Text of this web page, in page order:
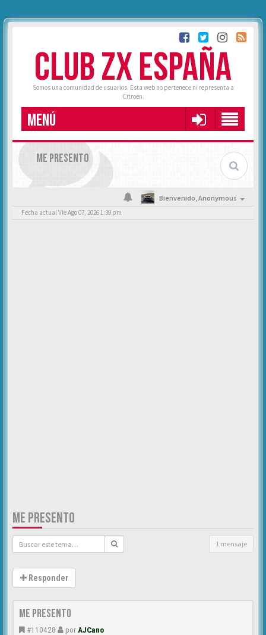
CLUB ZX ESPAÑA
Somos una comunidad de usuarios. Esta web no pertenece ni representa a
Citroën.
MENÚ
ME PRESENTO
Bienvenido,Anonymous
Fecha actual Vie Ago 07, 2026 1:39 pm
ME PRESENTO
1 mensaje
Responder
Me presento
#110428 por AJCano